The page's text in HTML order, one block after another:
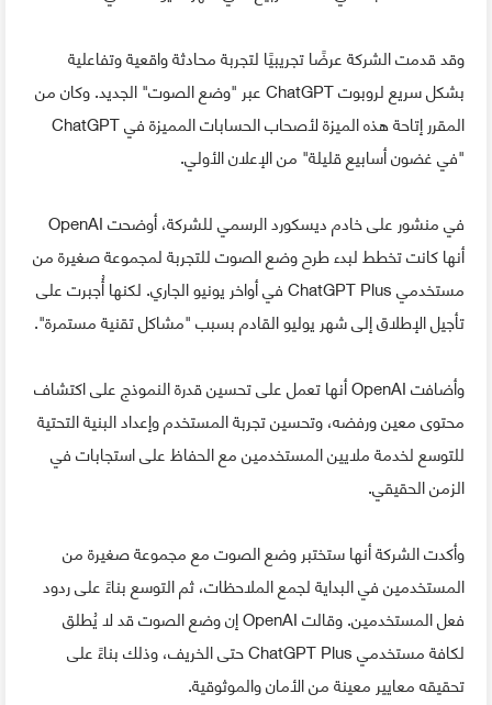
وقد قدمت الشركة عرضًا تجريبيًا لتجربة محادثة واقعية وتفاعلية
بشكل سريع لروبوت ChatGPT عبر "وضع الصوت" الجديد. وكان من
المقرر إتاحة هذه الميزة لأصحاب الحسابات المميزة في ChatGPT
"في غضون أسابيع قليلة" من الإعلان الأولي.
في منشور على خادم ديسكورد الرسمي للشركة، أوضحت OpenAI
أنها كانت تخطط لبدء طرح وضع الصوت للتجربة لمجموعة صغيرة من
مستخدمي ChatGPT Plus في أواخر يونيو الجاري. لكنها أُجبرت على
تأجيل الإطلاق إلى شهر يوليو القادم بسبب "مشاكل تقنية مستمرة".
وأضافت OpenAI أنها تعمل على تحسين قدرة النموذج على اكتشاف
محتوى معين ورفضه، وتحسين تجربة المستخدم وإعداد البنية التحتية
للتوسع لخدمة ملايين المستخدمين مع الحفاظ على استجابات في
الزمن الحقيقي.
وأكدت الشركة أنها ستختبر وضع الصوت مع مجموعة صغيرة من
المستخدمين في البداية لجمع الملاحظات، ثم التوسع بناءً على ردود
فعل المستخدمين. وقالت OpenAI إن وضع الصوت قد لا يُطلق
لكافة مستخدمي ChatGPT Plus حتى الخريف، وذلك بناءً على
تحقيقه معايير معينة من الأمان والموثوقية.